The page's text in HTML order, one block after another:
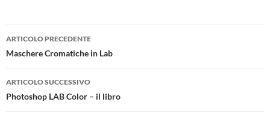
Navigazione
articolo
ARTICOLO PRECEDENTE
Maschere Cromatiche in Lab
ARTICOLO SUCCESSIVO
Photoshop LAB Color – il libro